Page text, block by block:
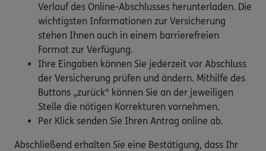
Verlauf des Online-Abschlusses herunterladen. Die
wichtigsten Informationen zur Versicherung
stehen Ihnen auch in einem barrierefreien
Format zur Verfügung.
Ihre Eingaben können Sie jederzeit vor Abschluss
der Versicherung prüfen und ändern. Mithilfe des
Buttons „zurück“ können Sie an der jeweiligen
Stelle die nötigen Korrekturen vornehmen.
Per Klick senden Sie Ihren Antrag online ab.
Abschließend erhalten Sie eine Bestätigung, dass Ihr